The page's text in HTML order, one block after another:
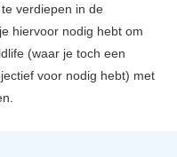
verdiepen in de
hiervoor nodig hebt om
(waar je toch een
voor nodig hebt) met